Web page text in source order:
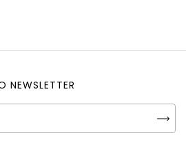
NEWSLETTER